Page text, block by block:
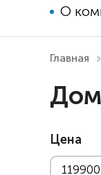
О
Главная
Цена